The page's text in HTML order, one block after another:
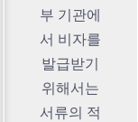
부 기관에
서 비자를
발급받기
위해서는
서류의 적